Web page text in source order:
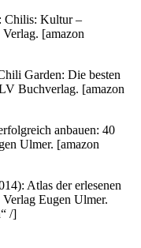
Chilis: Kultur –
Verlag. [amazon
Garden: Die besten
Buchverlag. [amazon
anbauen: 40
Ulmer. [amazon
Atlas der erlesenen
Eugen Ulmer.
/]